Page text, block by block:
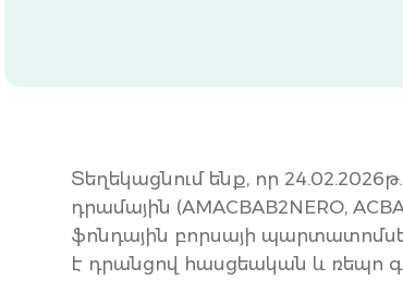
Տեղեկացնում ենք, որ
դրամային (AMACBAB2NERO,
ֆոնդային բորսայի
է դրանցով հասցեական և ռեպո